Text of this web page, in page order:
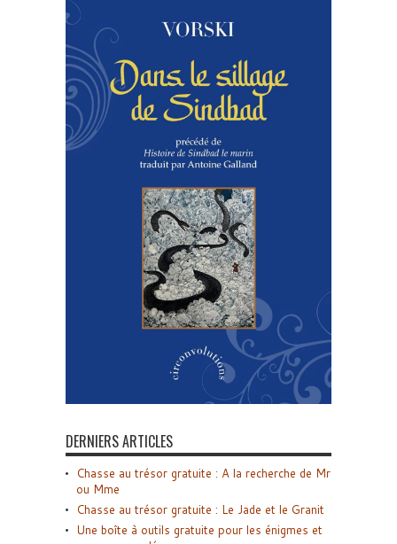
DERNIERS ARTICLES
Chasse au trésor gratuite : A la recherche de Mr
ou Mme
Chasse au trésor gratuite : Le Jade et le Granit
Une boîte à outils gratuite pour les énigmes et